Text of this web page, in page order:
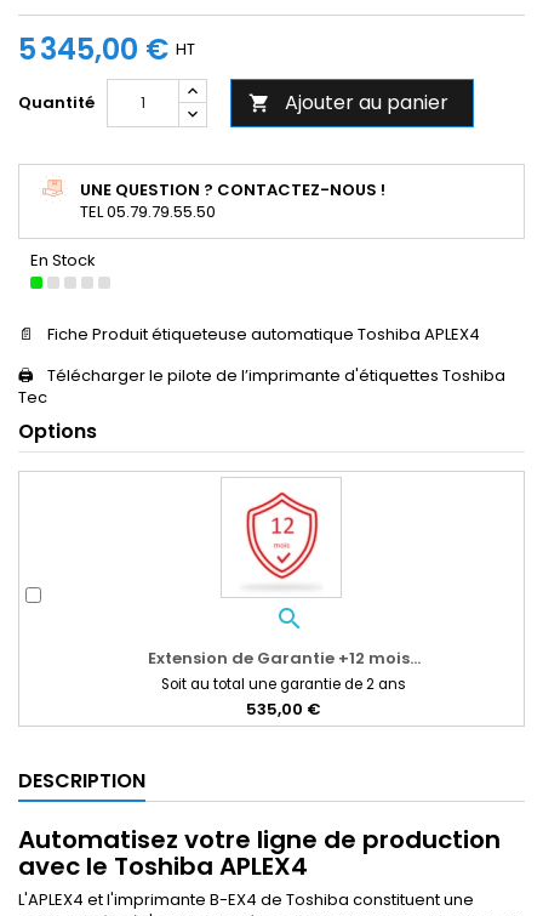
5 345,00 € HT
Quantité  Ajouter au panier
UNE QUESTION ? CONTACTEZ-NOUS !
TEL 05.79.79.55.50
En Stock
📄
Fiche Produit étiqueteuse automatique Toshiba APLEX4
🖨️
Télécharger le pilote de l’imprimante d'étiquettes Toshiba
Tec
Options
search
Extension de Garantie +12 mois...
Soit au total une garantie de 2 ans
535,00 €
DESCRIPTION
Automatisez votre ligne de production
avec le Toshiba APLEX4
L'APLEX4 et l'imprimante B-EX4 de Toshiba constituent une